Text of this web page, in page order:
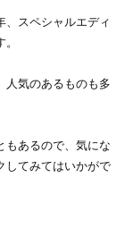
、スペシャルエディ
人気のあるものも多
もあるので、気にな
してみてはいかがで